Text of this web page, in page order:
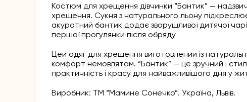
Костюм для хрещення дівчинки “Бантик” —
хрещення. Сукня з натурального льону
акуратний бантик додає зворушливої дитячої
першої прогулянки після обряду
Цей одяг для хрещення виготовлений із
комфорт немовлятам. “Бантик” — це зручний і
практичність і красу для найважливішого дня у
Виробник: ТМ “Мамине Сонечко”. Україна, Львів.